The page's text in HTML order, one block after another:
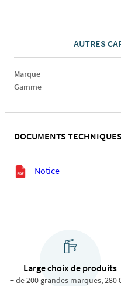
AUTRES
Marque
Gamme
DOCUMENTS TECHNIQUES
Documents techniques
Notice
Large choix de produits
+ de 200 grandes marques, 280